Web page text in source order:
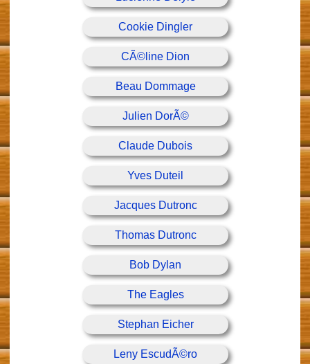
Cookie Dingler
CÃ©line Dion
Beau Dommage
Julien DorÃ©
Claude Dubois
Yves Duteil
Jacques Dutronc
Thomas Dutronc
Bob Dylan
The Eagles
Stephan Eicher
Leny EscudÃ©ro